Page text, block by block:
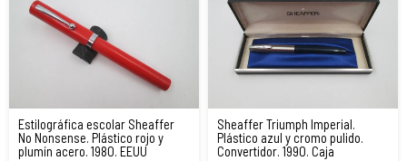
Estilográfica escolar Sheaffer
No Nonsense. Plástico rojo y
plumín acero. 1980. EEUU
Sheaffer Triumph Imperial.
Plástico azul y cromo pulido.
Convertidor. 1990. Caja